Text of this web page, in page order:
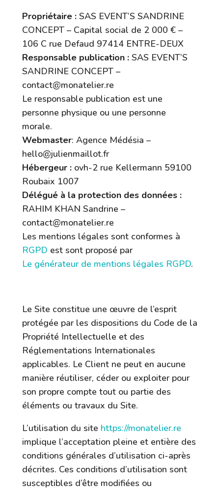
Propriétaire : SAS EVENT’S SANDRINE
CONCEPT – Capital social de 2 000 € –
106 C rue Defaud 97414 ENTRE-DEUX
Responsable publication : SAS EVENT’S
SANDRINE CONCEPT –
contact@monatelier.re
Le responsable publication est une
personne physique ou une personne
morale.
Webmaster: Agence Médésia –
hello@julienmaillot.fr
Hébergeur : ovh-2 rue Kellermann 59100
Roubaix 1007
Délégué à la protection des données :
RAHIM KHAN Sandrine –
contact@monatelier.re
Les mentions légales sont conformes à
RGPD est sont proposé par
Le générateur de mentions légales RGPD.
Le Site constitue une œuvre de l’esprit
protégée par les dispositions du Code de la
Propriété Intellectuelle et des
Réglementations Internationales
applicables. Le Client ne peut en aucune
manière réutiliser, céder ou exploiter pour
son propre compte tout ou partie des
éléments ou travaux du Site.
L’utilisation du site https://monatelier.re
implique l’acceptation pleine et entière des
conditions générales d’utilisation ci-après
décrites. Ces conditions d’utilisation sont
susceptibles d’être modifiées ou